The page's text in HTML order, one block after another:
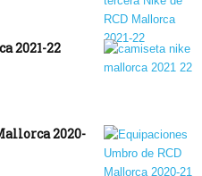
2021-22
2020-